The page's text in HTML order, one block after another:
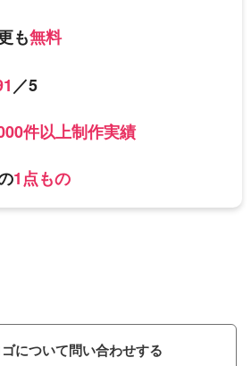
も無料
／5
件以上制作実績
1点もの
について問い合わせする